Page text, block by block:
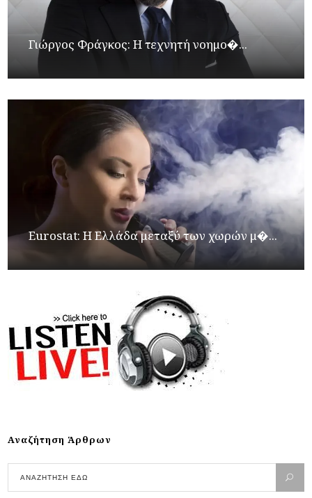
Γιώργος Φράγκος: Η τεχνητή νοημο�...
Eurostat: Η Ελλάδα μεταξύ των χωρών μ�...
Αναζήτηση Άρθρων